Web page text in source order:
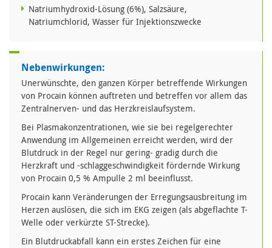
Natriumhydroxid-Lösung (6%), Salzsäure,
Natriumchlorid, Wasser für Injektionszwecke
Nebenwirkungen:
Unerwünschte, den ganzen Körper betreffende Wirkungen
von Procain können auftreten und betreffen vor allem das
Zentralnerven- und das Herzkreislaufsystem.
Bei Plasmakonzentrationen, wie sie bei regelgerechter
Anwendung im Allgemeinen erreicht werden, wird der
Blutdruck in der Regel nur gering- gradig durch die
Herzkraft und -schlaggeschwindigkeit fördernde Wirkung
von Procain 0,5 % Ampulle 2 ml beeinflusst.
Procain kann Veränderungen der Erregungsausbreitung im
Herzen auslösen, die sich im EKG zeigen (als abgeflachte T-
Welle oder verkürzte ST-Strecke).
Ein Blutdruckabfall kann ein erstes Zeichen für eine